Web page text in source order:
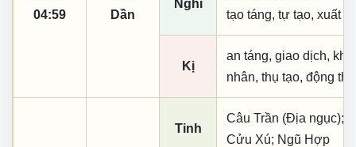
04:59
Dần
Nghi
tạo táng, tự tạo, xuất
Kị
an táng, giao dịch,
nhân, thụ tạo, động thổ
Tinh
Câu Trần (Địa ngục);
Cửu Xú; Ngũ Hợp